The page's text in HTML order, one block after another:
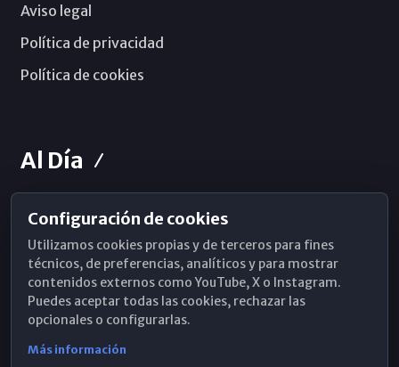
Aviso legal
Política de privacidad
Política de cookies
Al Día
Horarios de Misa
Hemeroteca
WhatsApp
Configuración de cookies
Utilizamos cookies propias y de terceros para fines
técnicos, de preferencias, analíticos y para mostrar
contenidos externos como YouTube, X o Instagram.
Puedes aceptar todas las cookies, rechazar las
opcionales o configurarlas.
Más información